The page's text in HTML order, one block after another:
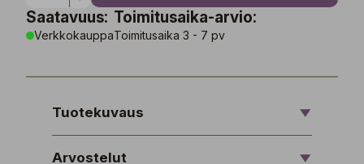
Saatavuus:
Verkkokauppa
Toimitusaika-arvio:
Toimitusaika 3 - 7 pv
Tuotekuvaus
Arvostelut